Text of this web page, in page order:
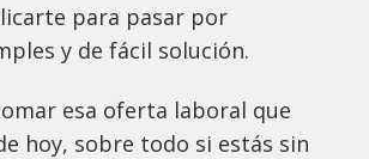
para pasar por
y de fácil solución.
esa oferta laboral que
hoy, sobre todo si estás sin